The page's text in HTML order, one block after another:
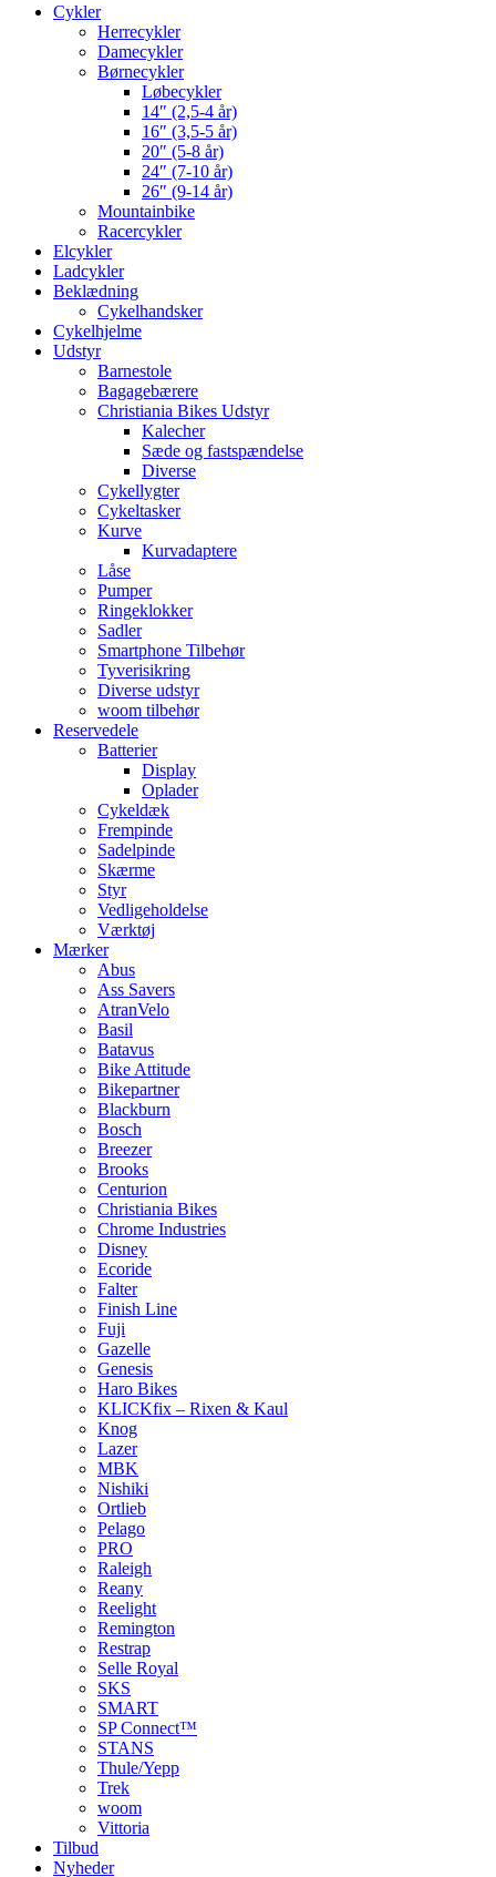
Cykler
Herrecykler
Damecykler
Børnecykler
Løbecykler
14″ (2,5-4 år)
16″ (3,5-5 år)
20″ (5-8 år)
24″ (7-10 år)
26″ (9-14 år)
Mountainbike
Racercykler
Elcykler
Ladcykler
Beklædning
Cykelhandsker
Cykelhjelme
Udstyr
Barnestole
Bagagebærere
Christiania Bikes Udstyr
Kalecher
Sæde og fastspændelse
Diverse
Cykellygter
Cykeltasker
Kurve
Kurvadaptere
Låse
Pumper
Ringeklokker
Sadler
Smartphone Tilbehør
Tyverisikring
Diverse udstyr
woom tilbehør
Reservedele
Batterier
Display
Oplader
Cykeldæk
Frempinde
Sadelpinde
Skærme
Styr
Vedligeholdelse
Værktøj
Mærker
Abus
Ass Savers
AtranVelo
Basil
Batavus
Bike Attitude
Bikepartner
Blackburn
Bosch
Breezer
Brooks
Centurion
Christiania Bikes
Chrome Industries
Disney
Ecoride
Falter
Finish Line
Fuji
Gazelle
Genesis
Haro Bikes
KLICKfix – Rixen & Kaul
Knog
Lazer
MBK
Nishiki
Ortlieb
Pelago
PRO
Raleigh
Reany
Reelight
Remington
Restrap
Selle Royal
SKS
SMART
SP Connect™
STANS
Thule/Yepp
Trek
woom
Vittoria
Tilbud
Nyheder